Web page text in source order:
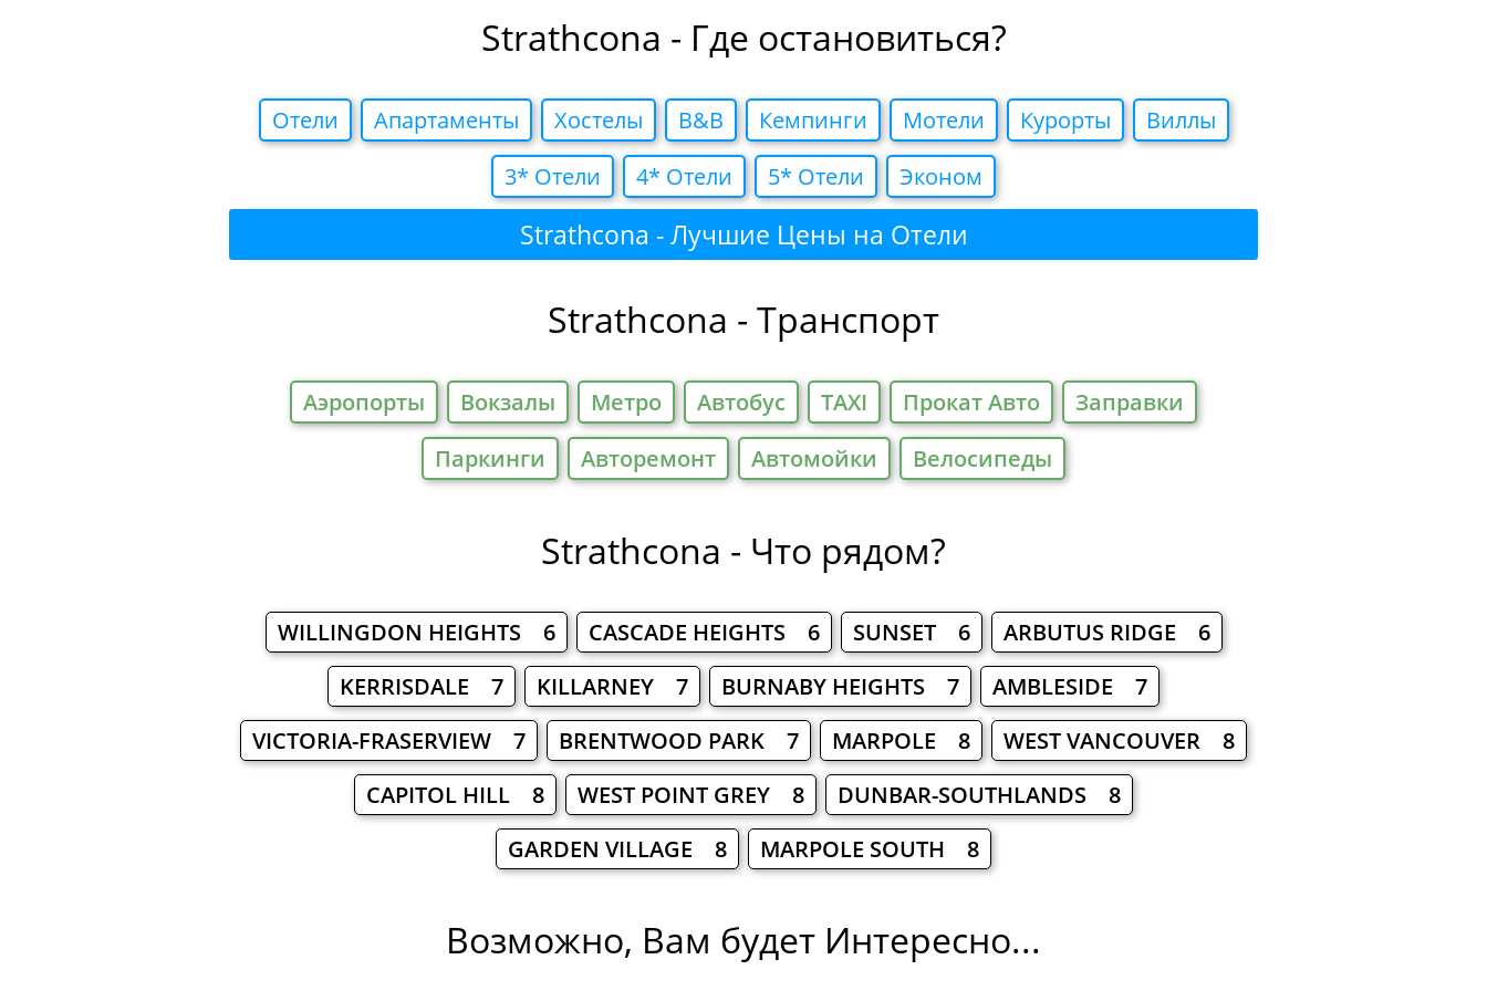
Strathcona - Где остановиться?
Отели Апартаменты Хостелы B&B Кемпинги Мотели Курорты
Виллы
3* Отели
4* Отели 5* Отели Эконом
Strathcona - Лучшие Цены на Отели
Strathcona - Транспорт
Аэропорты Вокзалы Метро Автобус TAXI Прокат Авто
Заправки
Паркинги
Авторемонт Автомойки Велосипеды
Strathcona - Что рядом?
WILLINGDON HEIGHTS 6 CASCADE HEIGHTS 6 SUNSET 6
ARBUTUS RIDGE 6
KERRISDALE 7
KILLARNEY 7 BURNABY HEIGHTS 7
AMBLESIDE 7
VICTORIA-FRASERVIEW 7
BRENTWOOD PARK 7 MARPOLE 8
WEST VANCOUVER 8
CAPITOL HILL 8
WEST POINT GREY 8
DUNBAR-SOUTHLANDS 8
GARDEN VILLAGE 8
MARPOLE SOUTH 8
Возможно, Вам будет Интересно...